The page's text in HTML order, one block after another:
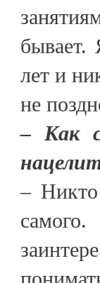
бывает.
лет и
не
– Как
–